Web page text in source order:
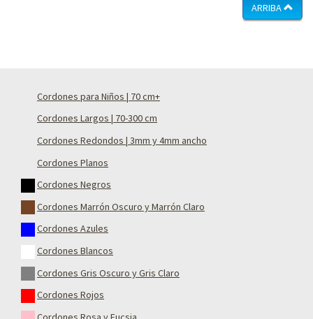
ARRIBA
Cordones para Niños | 70 cm+
Cordones Largos | 70-300 cm
Cordones Redondos | 3mm y 4mm ancho
Cordones Planos
Cordones Negros
Cordones Marrón Oscuro y Marrón Claro
Cordones Azules
Cordones Blancos
Cordones Gris Oscuro y Gris Claro
Cordones Rojos